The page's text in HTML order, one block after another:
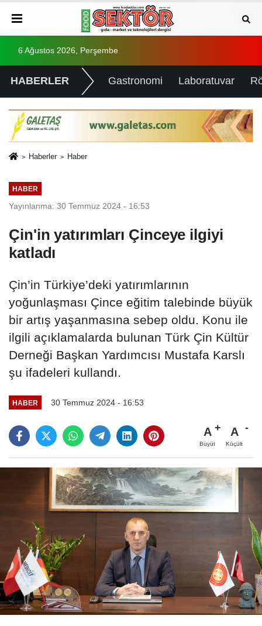
6 Ağustos 2026, Perşembe
HABERLER Gastronomi Laboratuvar
Haberler Haber
HABER
Yayınlanma: 30 Temmuz 2024 - 16:53
Çin'in yatırımları Çinceye ilgiyi
katladı
Çin’in Türkiye’deki yatırımlarının
yoğunlaşması Çince eğitim talebinde büyük
bir artış yaşanmasına sebep oldu. Konu ile
ilgili açıklamalarda bulunan Türk Çin Kültür
Derneği Başkan Yardımcısı Mustafa Karslı
şu ifadeleri kullandı.
HABER 30 Temmuz 2024 - 16:53
A
Büyüt
A
Küçült